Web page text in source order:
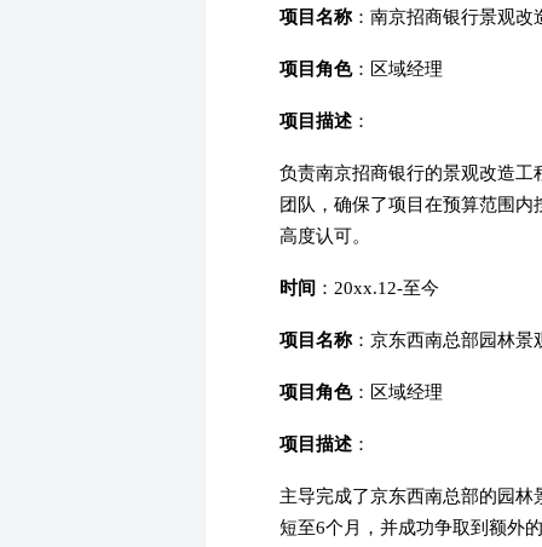
项目名称：南京招商银行景观改
项目角色：区域经理
项目描述 ：
负责南京招商银行的景观改造
团队，确保了项目在预算范围
高度认可。
时间 ：20xx.12-至今
项目名称：京东西南总部园林景
项目角色：区域经理
项目描述 ：
主导完成了京东西南总部的园
短至6个月，并成功争取到额外